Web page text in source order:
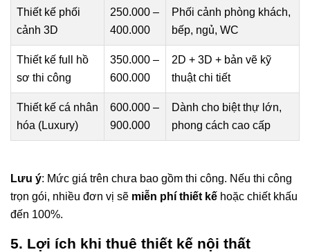
Thiết kế phối
cảnh 3D
250.000 –
400.000
Phối cảnh phòng khách,
bếp, ngủ, WC
Thiết kế full hồ
sơ thi công
350.000 –
600.000
2D + 3D + bản vẽ kỹ
thuật chi tiết
Thiết kế cá nhân
hóa (Luxury)
600.000 –
900.000
Dành cho biệt thự lớn,
phong cách cao cấp
Lưu ý: Mức giá trên chưa bao gồm thi công. Nếu thi công
trọn gói, nhiều đơn vị sẽ miễn phí thiết kế hoặc chiết khấu
đến 100%.
5. Lợi ích khi thuê thiết kế nội thất